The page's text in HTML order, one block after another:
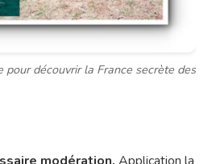
pour découvrir la France secrète des